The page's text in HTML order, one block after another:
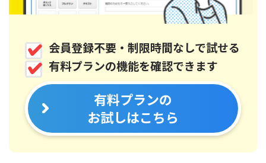
会員登録不要・制限時間なしで試せる
有料プランの機能を確認できます
有料プランの
お試しはこちら